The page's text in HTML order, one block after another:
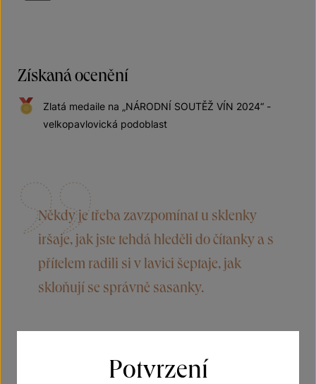
Získaná ocenění
Zlatá medaile na „NÁRODNÍ SOUTĚŽ VÍN 2024“ -
velkopavlovická podoblast
Někdy je třeba zavzpomínat u sklenky
iršaje, jak jste tehdá hleděli do čítanky a s
přítelem radili si v lavici šeptaje, jak
skloňují se správně sasanky.
Potvrzení